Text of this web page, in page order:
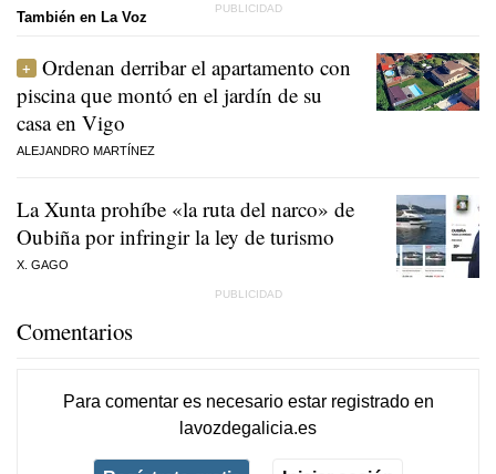
También en La Voz
Ordenan derribar el apartamento con
piscina que montó en el jardín de su
casa en Vigo
ALEJANDRO MARTÍNEZ
La Xunta prohíbe «la ruta del narco» de
Oubiña por infringir la ley de turismo
X. GAGO
Comentarios
Para comentar es necesario estar registradoen
lavozdegalicia.es